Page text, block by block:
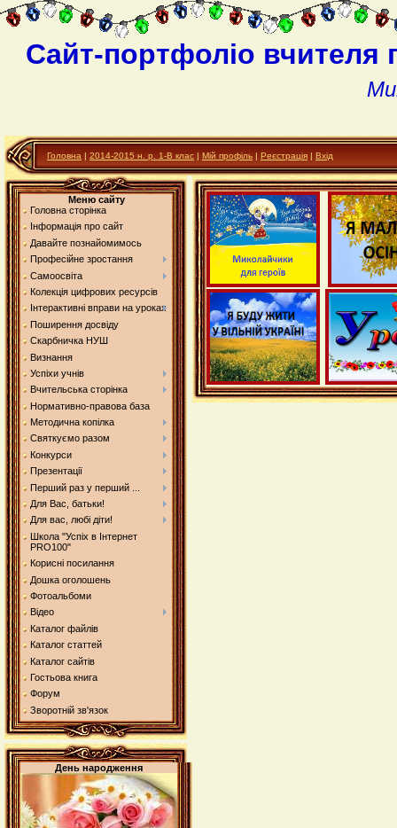
Сайт-портфоліо вчителя
Головна | 2014-2015 н. р. 1-В клас | Мій профіль | Реєстрація | Вхід
Меню сайту
Головна сторінка
Інформація про сайт
Давайте познайомимось
Професійне зростання
Самоосвіта
Колекція цифрових ресурсів
Інтерактивні вправи на уроках
Поширення досвіду
Скарбничка НУШ
Визнання
Успіхи учнів
Вчительська сторінка
Нормативно-правова база
Методична копілка
Святкуємо разом
Конкурси
Презентації
Перший раз у перший ...
Для Вас, батьки!
Для вас, любі діти!
Школа "Успіх в Інтернет
PRO100"
Корисні посилання
Дошка оголошень
Фотоальбоми
Відео
Каталог файлів
Каталог статтей
Каталог сайтів
Гостьова книга
Форум
Зворотній зв'язок
День народження